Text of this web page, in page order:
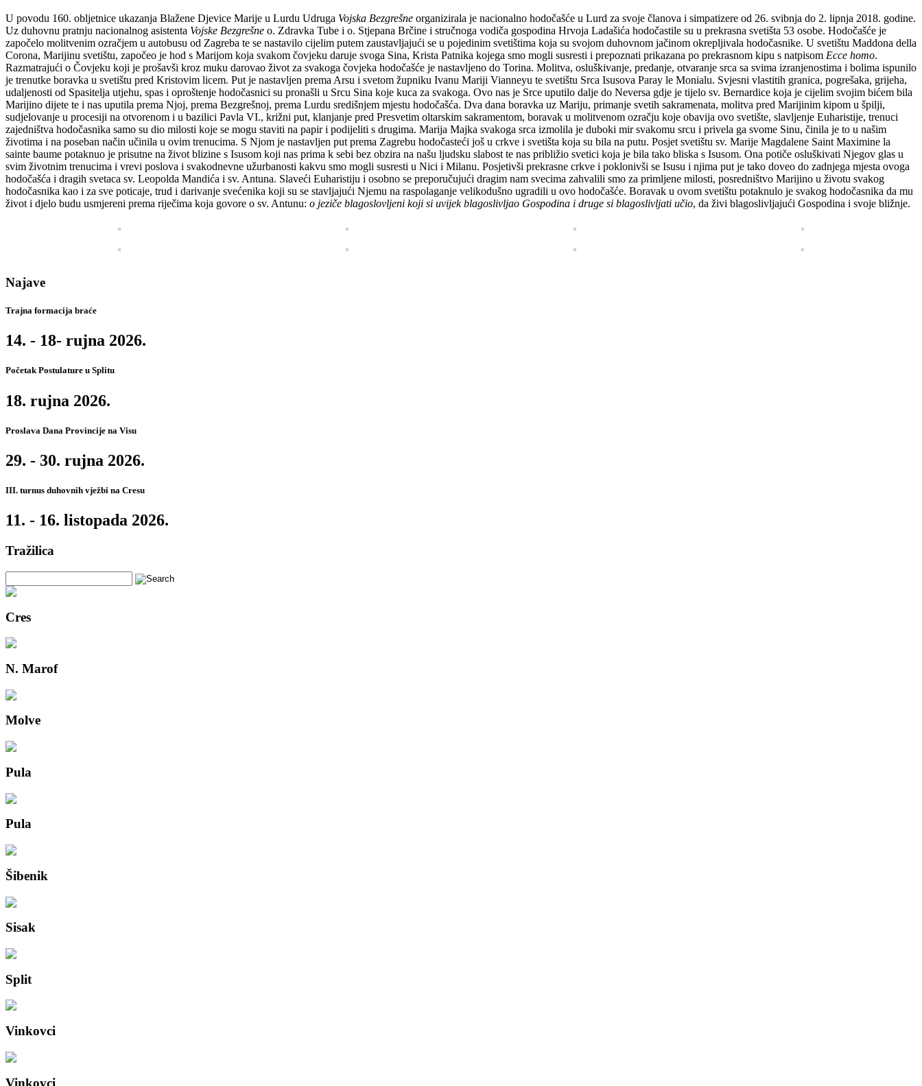
U povodu 160. obljetnice ukazanja Blažene Djevice Marije u Lurdu Udruga Vojska Bezgrešne organizirala je nacionalno hodočašće u Lurd za svoje članova i simpatizere od 26. svibnja do 2. lipnja 2018. godine.
Uz duhovnu pratnju nacionalnog asistenta Vojske Bezgrešne o. Zdravka Tube i o. Stjepana Brčine i stručnoga vodiča gospodina Hrvoja Ladašića hodočastile su u prekrasna svetišta 53 osobe. Hodočašće je
započelo molitvenim ozračjem u autobusu od Zagreba te se nastavilo cijelim putem zaustavljajući se u pojedinim svetištima koja su svojom duhovnom jačinom okrepljivala hodočasnike. U svetištu Maddona della
Corona, Marijinu svetištu, započeo je hod s Marijom koja svakom čovjeku daruje svoga Sina, Krista Patnika kojega smo mogli susresti i prepoznati prikazana po prekrasnom kipu s natpisom Ecce homo.
Razmatrajući o Čovjeku koji je prošavši kroz muku darovao život za svakoga čovjeka hodočašće je nastavljeno do Torina. Molitva, osluškivanje, predanje, otvaranje srca sa svima izranjenostima i bolima ispunilo
je trenutke boravka u svetištu pred Kristovim licem. Put je nastavljen prema Arsu i svetom župniku Ivanu Mariji Vianneyu te svetištu Srca Isusova Paray le Monialu. Svjesni vlastitih granica, pogrešaka, grijeha,
udaljenosti od Spasitelja utjehu, spas i oproštenje hodočasnici su pronašli u Srcu Sina koje kuca za svakoga. Ovo nas je Srce uputilo dalje do Neversa gdje je tijelo sv. Bernardice koja je cijelim svojim bićem bila
Marijino dijete te i nas uputila prema Njoj, prema Bezgrešnoj, prema Lurdu središnjem mjestu hodočašća. Dva dana boravka uz Mariju, primanje svetih sakramenata, molitva pred Marijinim kipom u špilji,
sudjelovanje u procesiji na otvorenom i u bazilici Pavla VI., križni put, klanjanje pred Presvetim oltarskim sakramentom, boravak u molitvenom ozračju koje obavija ovo svetište, slavljenje Euharistije, trenuci
zajedništva hodočasnika samo su dio milosti koje se mogu staviti na papir i podijeliti s drugima. Marija Majka svakoga srca izmolila je duboki mir svakomu srcu i privela ga svome Sinu, činila je to u našim
životima i na poseban način učinila u ovim trenucima. S Njom je nastavljen put prema Zagrebu hodočasteći još u crkve i svetišta koja su bila na putu. Posjet svetištu sv. Marije Magdalene Saint Maximine la
sainte baume potaknuo je prisutne na život blizine s Isusom koji nas prima k sebi bez obzira na našu ljudsku slabost te nas približio svetici koja je bila tako bliska s Isusom. Ona potiče osluškivati Njegov glas u
svim životnim trenucima i vrevi poslova i svakodnevne užurbanosti kakvu smo mogli susresti u Nici i Milanu. Posjetivši prekrasne crkve i poklonivši se Isusu i njima put je tako doveo do zadnjega mjesta ovoga
hodočašća i dragih svetaca sv. Leopolda Mandića i sv. Antuna. Slaveći Euharistiju i osobno se preporučujući dragim nam svecima zahvalili smo za primljene milosti, posredništvo Marijino u životu svakog
hodočasnika kao i za sve poticaje, trud i darivanje svećenika koji su se stavljajući Njemu na raspolaganje velikodušno ugradili u ovo hodočašće. Boravak u ovom svetištu potaknulo je svakog hodočasnika da mu
život i djelo budu usmjereni prema riječima koja govore o sv. Antunu: o jeziče blagoslovljeni koji si uvijek blagoslivljao Gospodina i druge si blagoslivljati učio, da živi blagoslivljajući Gospodina i svoje bližnje.
Najave
Trajna formacija braće
14. - 18- rujna 2026.
Početak Postulature u Splitu
18. rujna 2026.
Proslava Dana Provincije na Visu
29. - 30. rujna 2026.
III. turnus duhovnih vježbi na Cresu
11. - 16. listopada 2026.
Tražilica
Cres
N. Marof
Molve
Pula
Pula
Šibenik
Sisak
Split
Vinkovci
Vinkovci